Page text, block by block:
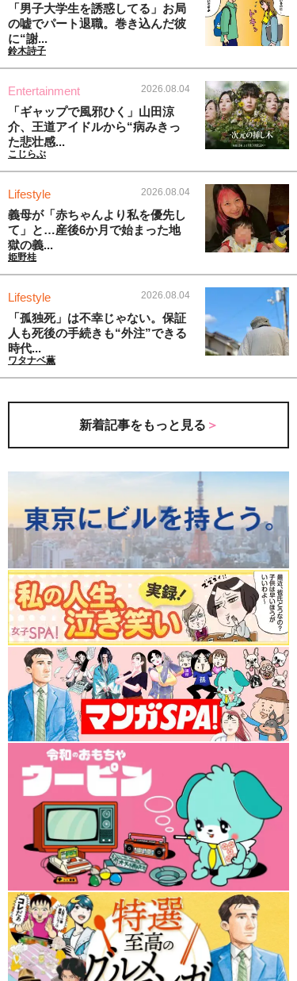
「男子大学生を誘惑してる」お局
の嘘でパート退職。巻き込んだ彼
に“謝...
鈴木詩子
Entertainment 2026.08.04
「ギャップで風邪ひく」山田涼
介、王道アイドルから“病みきっ
た悲壮感...
こじらぶ
Lifestyle 2026.08.04
義母が「赤ちゃんより私を優先し
て」と…産後6か月で始まった地
獄の義...
姫野桂
Lifestyle 2026.08.04
「孤独死」は不幸じゃない。保証
人も死後の手続きも“外注”できる
時代...
ワタナベ薫
新着記事をもっと見る